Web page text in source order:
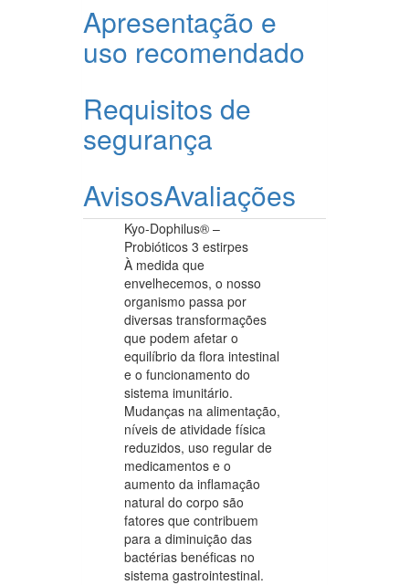
Apresentação e
uso recomendado
Requisitos de
segurança
AvisosAvaliações
Kyo-Dophilus® –
Probióticos 3 estirpes
À medida que
envelhecemos, o nosso
organismo passa por
diversas transformações
que podem afetar o
equilíbrio da flora intestinal
e o funcionamento do
sistema imunitário.
Mudanças na alimentação,
níveis de atividade física
reduzidos, uso regular de
medicamentos e o
aumento da inflamação
natural do corpo são
fatores que contribuem
para a diminuição das
bactérias benéficas no
sistema gastrointestinal.